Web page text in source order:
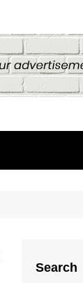
Search